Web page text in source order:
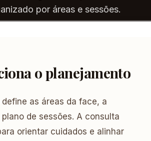
por áreas e sessões.
o planejamento
as áreas da face, a
de sessões. A consulta
orientar cuidados e alinhar